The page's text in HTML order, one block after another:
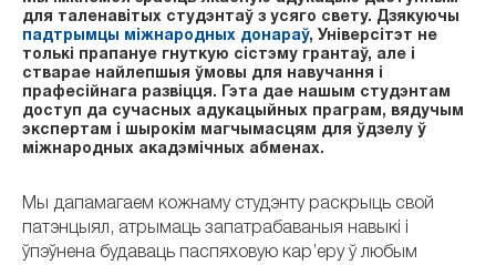
для таленавітых студэнтаў з усяго свету. Дзякуючы
падтрымцы міжнародных донараў, Універсітэт не
толькі прапануе гнуткую сістэму грантаў, але і
стварае найлепшыя ўмовы для навучання і
прафесійнага развіцця. Гэта дае нашым студэнтам
доступ да сучасных адукацыйных праграм, вядучым
экспертам і шырокім магчымасцям для ўдзелу ў
міжнародных акадэмічных абменах.
Мы дапамагаем кожнаму студэнту раскрыць свой
патэнцыял, атрымаць запатрабаваныя навыкі і
ўпэўнена будаваць паспяховую кар’еру ў любым